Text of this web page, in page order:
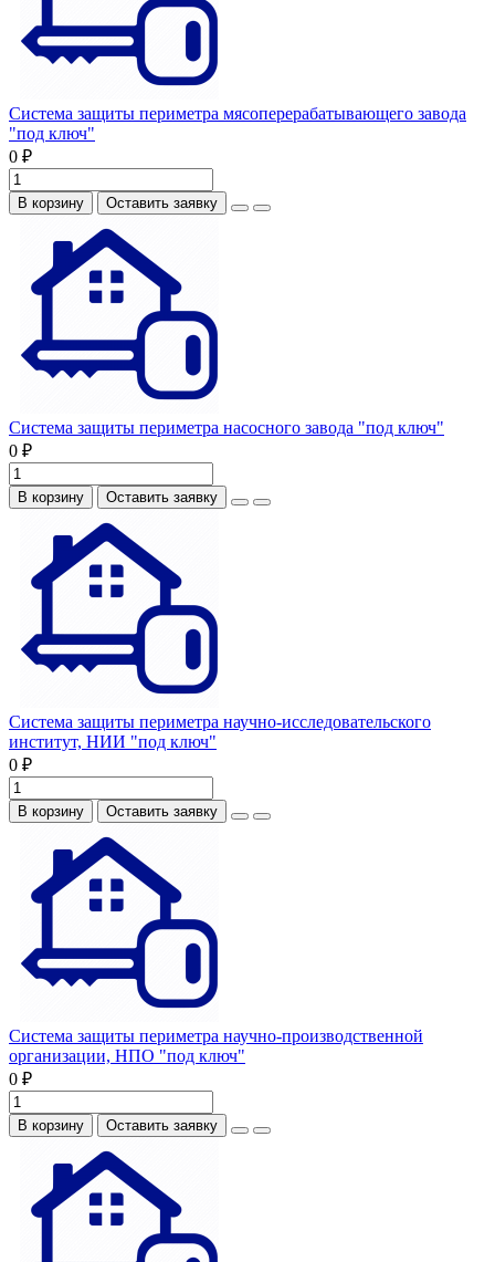
Система защиты периметра мясоперерабатывающего завода
"под ключ"
0 ₽
В корзину Оставить заявку
Система защиты периметра насосного завода "под ключ"
0 ₽
В корзину Оставить заявку
Система защиты периметра научно-исследовательского
институт, НИИ "под ключ"
0 ₽
В корзину Оставить заявку
Система защиты периметра научно-производственной
организации, НПО "под ключ"
0 ₽
В корзину Оставить заявку